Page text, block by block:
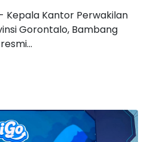
Kepala Kantor Perwakilan
Gorontalo, Bambang